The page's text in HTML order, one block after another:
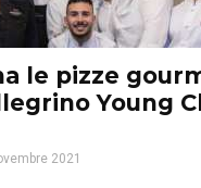
le pizze
Young
2021